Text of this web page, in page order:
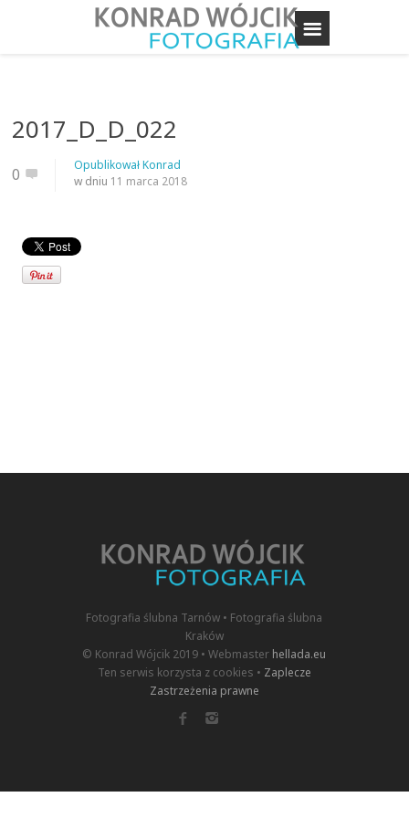
2017_D_D_022
0 OpublikowałKonrad
w dniu 11 marca 2018
Fotografia ślubna Tarnów • Fotografia ślubna
Kraków
© Konrad Wójcik 2019 • Webmaster hellada.eu
Ten serwis korzysta z cookies • Zaplecze
Zastrzeżenia prawne